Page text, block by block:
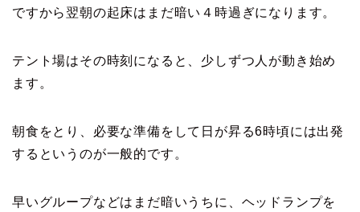
ですから翌朝の起床はまだ暗い４時過ぎになります。
テント場はその時刻になると、少しずつ人が動き始め
ます。
朝食をとり、必要な準備をして日が昇る6時頃には出発
するというのが一般的です。
早いグループなどはまだ暗いうちに、ヘッドランプを